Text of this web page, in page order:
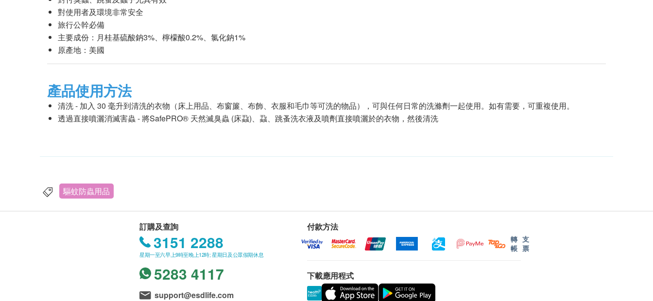
對使用者及環境非常安全
旅行公幹必備
主要成份：月桂基硫酸鈉3%、檸檬酸0.2%、氯化鈉1%
原產地：美國
產品使用方法
清洗 - 加入 30 毫升到清洗的衣物（床上用品、布窗簾、布飾、衣服和毛巾等可洗的物品），可與任何日常的洗滌劑一起使用。如有需要，可重複使用。
透過直接噴灑消滅害蟲 - 將SafePRO® 天然滅臭蟲 (床蝨)、蝨、跳蚤洗衣液及噴劑直接噴灑於的衣物，然後清洗
驅蚊防蟲用品
訂購及查詢
3151 2288
星期一至六早上9時至晚上12時; 星期日及公眾假期休息
5283 4117
support@esdlife.com
付款方法
轉
帳
支
票
下載應用程式